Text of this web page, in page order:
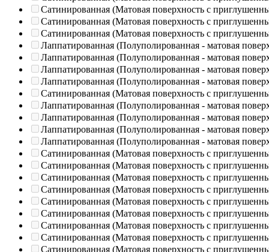
Сатинированная (Матовая поверхность с
Сатинированная (Матовая поверхность с
Сатинированная (Матовая поверхность с
Лаппатированная (Полуполированная - матовая
Лаппатированная (Полуполированная - матовая
Лаппатированная (Полуполированная - матовая
Лаппатированная (Полуполированная - матовая
Сатинированная (Матовая поверхность с
Лаппатированная (Полуполированная - матовая
Лаппатированная (Полуполированная - матовая
Лаппатированная (Полуполированная - матовая
Лаппатированная (Полуполированная - матовая
Сатинированная (Матовая поверхность с
Сатинированная (Матовая поверхность с
Сатинированная (Матовая поверхность с
Сатинированная (Матовая поверхность с
Сатинированная (Матовая поверхность с
Сатинированная (Матовая поверхность с
Сатинированная (Матовая поверхность с
Сатинированная (Матовая поверхность с
Сатинированная (Матовая поверхность с